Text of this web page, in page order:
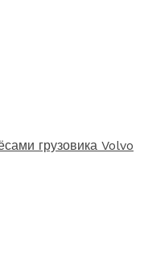
грузовика Volvo